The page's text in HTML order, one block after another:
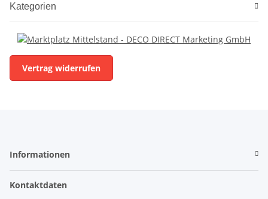
Kategorien
Vertrag widerrufen
Informationen
Kontaktdaten